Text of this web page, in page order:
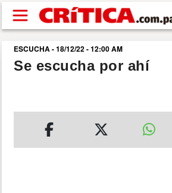
Pasar al contenido principal
buscar
ESCUCHA - 18/12/22 - 12:00 AM
Se escucha por ahí